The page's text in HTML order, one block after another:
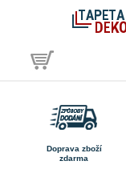
Doprava zboží
zdarma